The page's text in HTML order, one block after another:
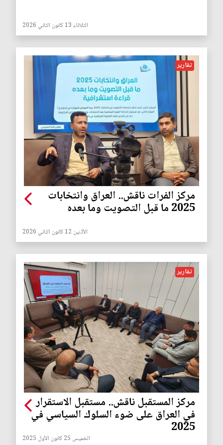
الثلاثاء 13 كانون الثاني 2026
تقارير
مركز الفرات ناقش.. العراق وانتخابات
2025 ما قبل التصويت وما بعده
الأثنين 12 كانون الثاني 2026
تقارير
مركز المستقبل ناقش.. مستقبل الاستقرار
في العراق على ضوء السلوك السياسي في
2025
الخميس 25 كانون الأول 2025